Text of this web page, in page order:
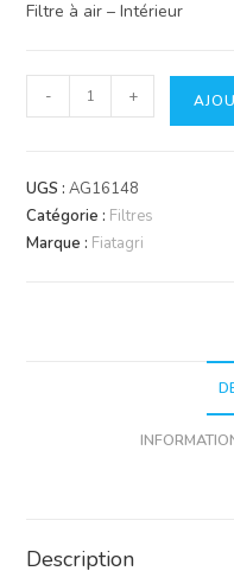
Filtre à air – Intérieur
quantité
de
Filtre
à
air
- +
UGS :AG16148
Catégorie : Filtres
Marque : Fiatagri
Description